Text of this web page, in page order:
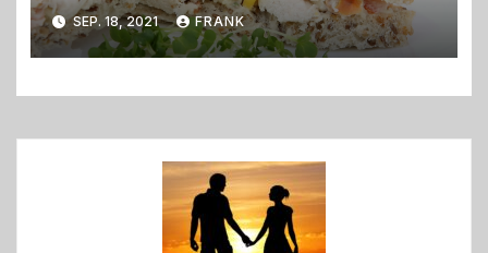
SEP. 18, 2021 FRANK